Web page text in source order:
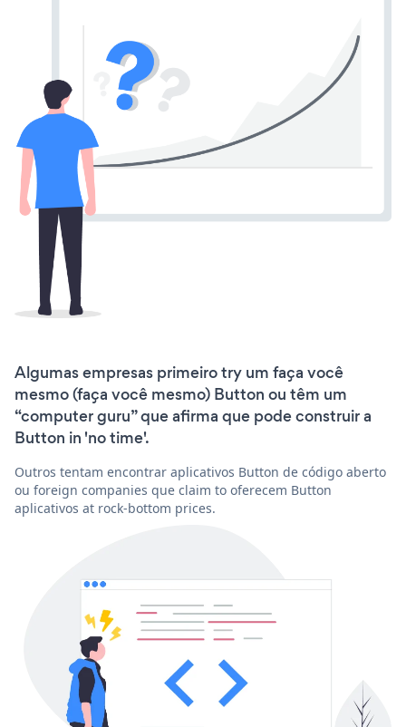
Algumas empresas primeiro try um faça você
mesmo (faça você mesmo) Button ou têm um
“computer guru” que afirma que pode construir a
Button in 'no time'.
Outros tentam encontrar aplicativos Button de código aberto
ou foreign companies que claim to oferecem Button
aplicativos at rock-bottom prices.